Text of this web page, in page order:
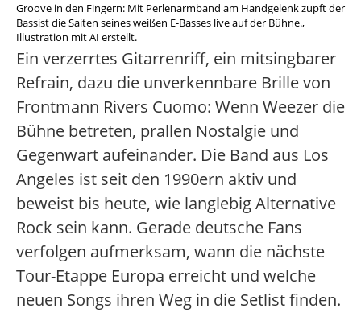
Groove in den Fingern: Mit Perlenarmband am Handgelenk zupft der
Bassist die Saiten seines weißen E-Basses live auf der Bühne.,
Illustration mit AI erstellt.
Ein verzerrtes Gitarrenriff, ein mitsingbarer
Refrain, dazu die unverkennbare Brille von
Frontmann Rivers Cuomo: Wenn Weezer die
Bühne betreten, prallen Nostalgie und
Gegenwart aufeinander. Die Band aus Los
Angeles ist seit den 1990ern aktiv und
beweist bis heute, wie langlebig Alternative
Rock sein kann. Gerade deutsche Fans
verfolgen aufmerksam, wann die nächste
Tour-Etappe Europa erreicht und welche
neuen Songs ihren Weg in die Setlist finden.